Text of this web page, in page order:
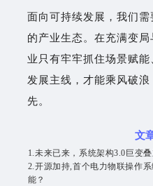
面向可持续发展，我们
的产业生态。在充满变
业只有牢牢抓住场景赋
发展主线，才能乘风破
先。
文
1.未来已来，系统架构3.0巨变
2.开源加持,首个电力物联操作
能？